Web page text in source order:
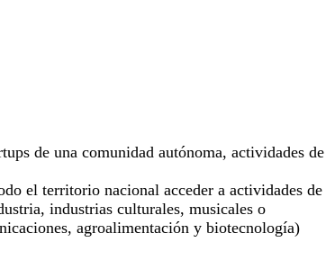
de una comunidad autónoma, actividades de
el territorio nacional acceder a actividades de
industrias culturales, musicales o
agroalimentación y biotecnología)